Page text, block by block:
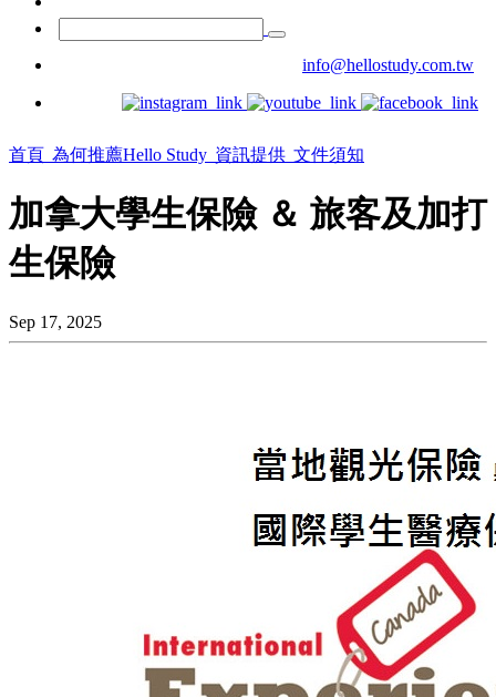
info@hellostudy.com.tw
首頁 為何推薦Hello Study 資訊提供 文件須知
加拿大學生保險 ＆ 旅客及加打
生保險
Sep 17, 2025